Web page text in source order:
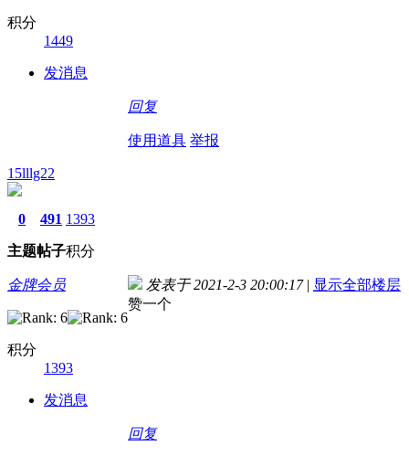
积分
1449
发消息
回复
使用道具 举报
15lllg22
0
主题
491
帖子
1393
积分
金牌会员
积分
1393
发消息
发表于 2021-2-3 20:00:17 | 显示全部楼层
赞一个
回复